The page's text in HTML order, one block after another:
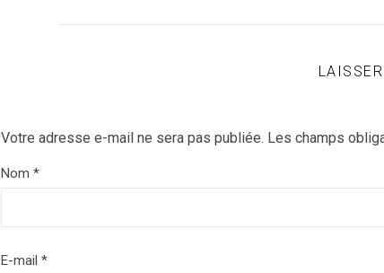
Votre adresse e-mail ne sera pas publiée. Les champs
Nom *
E-mail *